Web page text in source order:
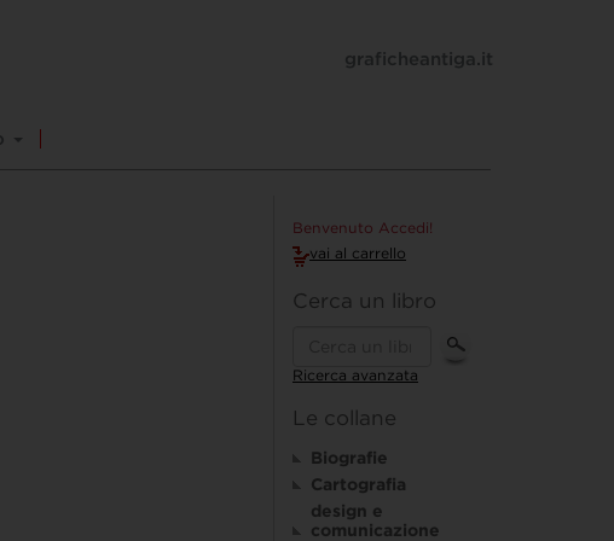
graficheantiga.it
Benvenuto Accedi!
vai al carrello
Cerca un libro
Ricerca avanzata
Le collane
Biografie
Cartografia
design e
comunicazione